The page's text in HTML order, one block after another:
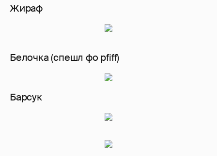
Жираф
Белочка (спешл фо pfiff)
Барсук